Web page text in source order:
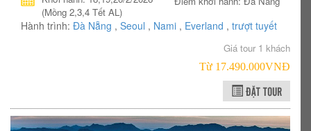
(Mồng 2,3,4 Tết AL)
Hành trình: Đà Nẵng , Seoul , Nami , Everland , trượt tuyết
Giá tour 1 khách
Từ 17.490.000VNÐ
ĐẶT TOUR